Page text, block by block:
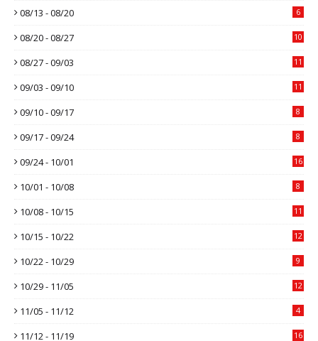
08/13 - 08/20 6
08/20 - 08/27 10
08/27 - 09/03 11
09/03 - 09/10 11
09/10 - 09/17 8
09/17 - 09/24 8
09/24 - 10/01 16
10/01 - 10/08 8
10/08 - 10/15 11
10/15 - 10/22 12
10/22 - 10/29 9
10/29 - 11/05 12
11/05 - 11/12 4
11/12 - 11/19 16